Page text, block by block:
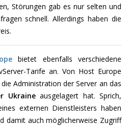
Störungen gab es nur selten und
schnell. Allerdings haben die
bietet ebenfalls verschiedene
Tarife an. Von Host Europe
Administration der Server an das
Ukraineausgelagert hat. Sprich,
externen Dienstleisters haben
damit auch möglicherweise Zugriff